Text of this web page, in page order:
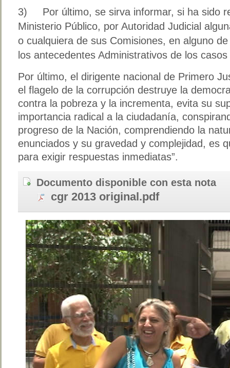
3) Por último, se sirva informar, si ha sido
Ministerio Público, por Autoridad Judicial
o cualquiera de sus Comisiones, en alguno
los antecedentes Administrativos de los
Por último, el dirigente nacional de Primero
el flagelo de la corrupción destruye la
contra la pobreza y la incrementa, evita su
importancia radical a la ciudadanía,
progreso de la Nación, comprendiendo la
enunciados y su gravedad y complejidad, es
para exigir respuestas inmediatas”.
Documento disponible con esta nota
cgr 2013 original.pdf